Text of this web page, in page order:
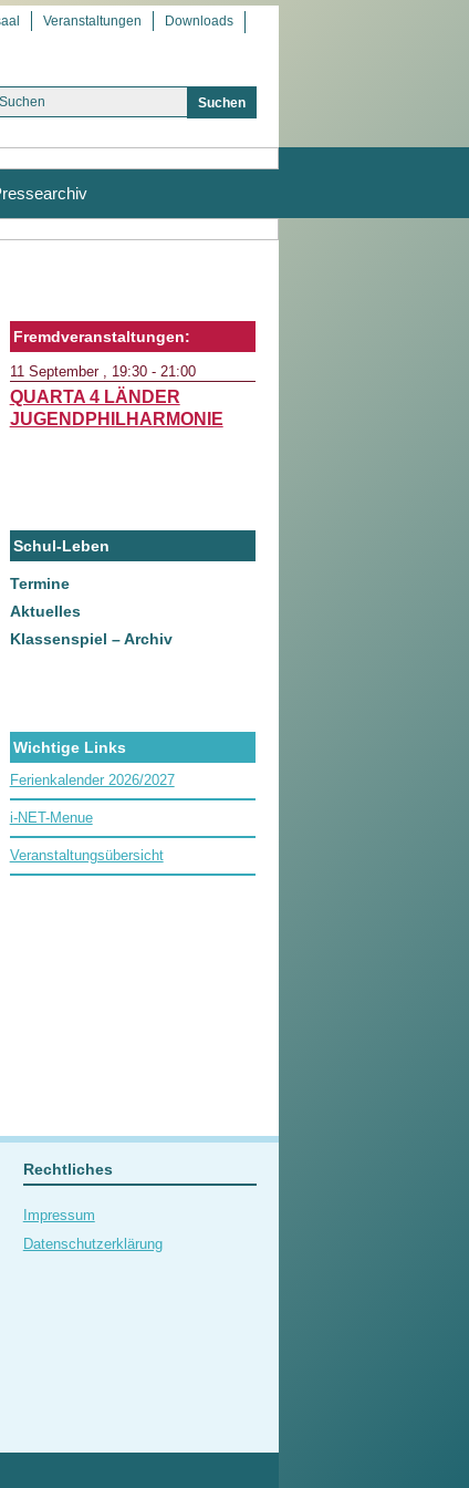
Veranstaltungen Downloads
Fremdveranstaltungen:
11 September , 19:30 - 21:00
QUARTA 4 LÄNDER
JUGENDPHILHARMONIE
Schul-Leben
Termine
Aktuelles
Klassenspiel – Archiv
Wichtige Links
Ferienkalender 2026/2027
i-NET-Menue
Veranstaltungsübersicht
Rechtliches
Impressum
Datenschutzerklärung